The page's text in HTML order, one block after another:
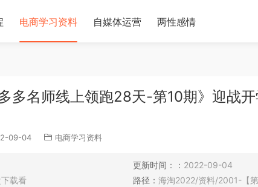
电商学习资料 自媒体运营 两性感情
多名师线上领跑28天-第10期》迎战
09-04 电商学习资料
更新时间：： 2022-09-04
载看 路径： 海淘2022/资料/2001-【